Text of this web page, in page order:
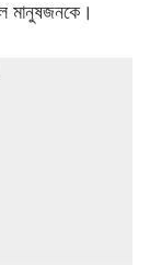
মানুষজনকে।